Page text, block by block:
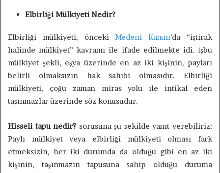
Elbirliği Mülkiyeti Nedir?
Elbirliği mülkiyeti, öncekiMedeni Kanun’da “iştirak
halinde mülkiyet” kavramı ile ifade edilmekte idi. İşbu
mülkiyet şekli, eşya üzerinde en az iki kişinin, payları
belirli olmaksızın hak sahibi olmasıdır. Elbirliği
mülkiyeti, çoğu zaman miras yolu ile intikal eden
taşınmazlar üzerinde söz konusudur.
Hisseli tapu nedir? sorusuna şu şekilde yanıt verebiliriz:
Paylı mülkiyet veya elbirliği mülkiyeti olması fark
etmeksizin, her iki durumda da olduğu gibi en az iki
kişinin, taşınmazın tapusuna sahip olduğu duruma